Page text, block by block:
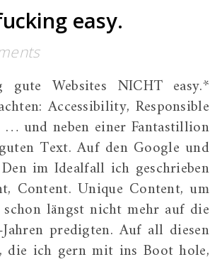
easy.
Websites NICHT easy.*
Accessibility, Responsible
und neben einer Fantastillion
Text. Auf den Google und
im Idealfall ich geschrieben
Content. Unique Content, um
längst nicht mehr auf die
predigten. Auf all diesen
die ich gern mit ins Boot hole,